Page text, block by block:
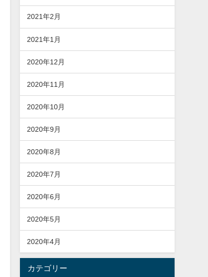
2021年2月
2021年1月
2020年12月
2020年11月
2020年10月
2020年9月
2020年8月
2020年7月
2020年6月
2020年5月
2020年4月
カテゴリー